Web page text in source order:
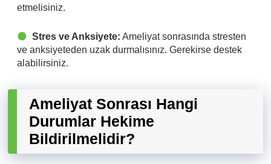
etmelisiniz.
Stres ve Anksiyete: Ameliyat sonrasında stresten
ve anksiyeteden uzak durmalısınız. Gerekirse destek
alabilirsiniz.
Ameliyat Sonrası Hangi
Durumlar Hekime
Bildirilmelidir?